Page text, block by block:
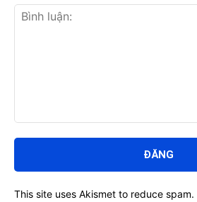
luận:
This site uses Akismet to reduce spam.